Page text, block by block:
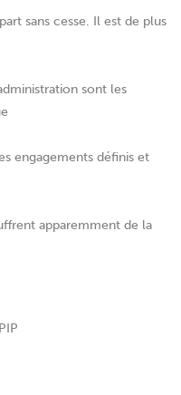
sans cesse. Il est de plus
sont les
engagements définis et
apparemment de la